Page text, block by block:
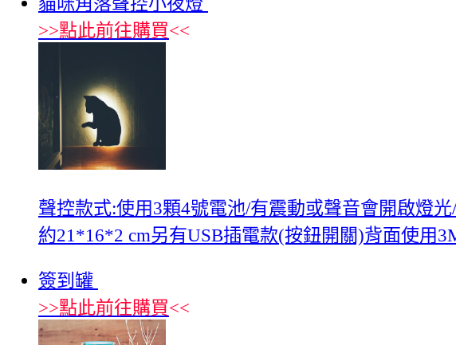
>>點此前往購買<<
聲控款式:使用3顆4號電池/有震動或聲音會開啟燈
約21*16*2 cm另有USB插電款(按鈕開關)背面使用
簽到罐
>>點此前往購買<<